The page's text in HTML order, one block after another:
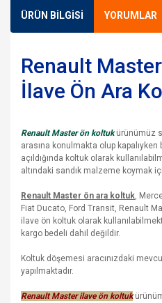
ÜRÜN BİLGİSİ YORUMLAR
Renault
İlave Ön Ara
Renault Master ön koltukürünümüz
arasına konulmakta olup
açıldığında koltuk olarak
altındaki sandık malzeme koymak
Renault Master ön ara koltuk,
Fiat Ducato, Ford Transit, Renault
ilave ön koltuk olarak
kargo bedeli dahil değildir.
Koltuk döşemesi aracınızdaki
yapılmaktadır.
Renault Master ilave ön koltuk